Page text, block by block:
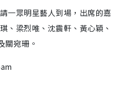
一眾明星藝人到場，出席的嘉
、梁烈唯、沈震軒、黃心穎、
關宛珊。